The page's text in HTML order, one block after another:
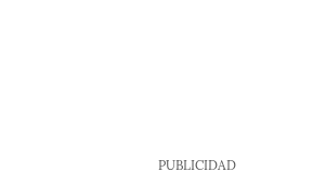
PUBLICIDAD